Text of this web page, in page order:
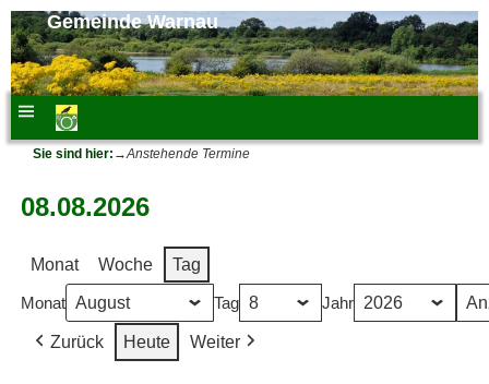
Gemeinde Warnau
Sie sind hier: →Anstehende Termine
08.08.2026
Monat Woche Tag
Monat Tag Jahr
Zurück Heute Weiter